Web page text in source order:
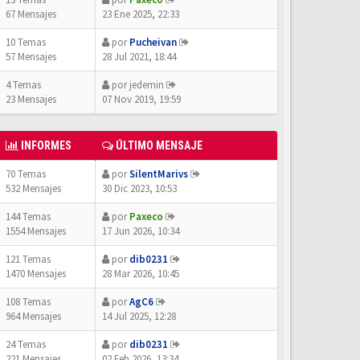
67 Mensajes
23 Ene 2025, 22:33
10 Temas
57 Mensajes
porPucheivan
28 Jul 2021, 18:44
4 Temas
23 Mensajes
porjedemin
07 Nov 2019, 19:59
INFORMES ÚLTIMO MENSAJE
70 Temas
532 Mensajes
porSilentMarivs
30 Dic 2023, 10:53
144 Temas
1554 Mensajes
porPaxeco
17 Jun 2026, 10:34
121 Temas
1470 Mensajes
pordib0231
28 Mar 2026, 10:45
108 Temas
964 Mensajes
porAgC6
14 Jul 2025, 12:28
24 Temas
pordib0231